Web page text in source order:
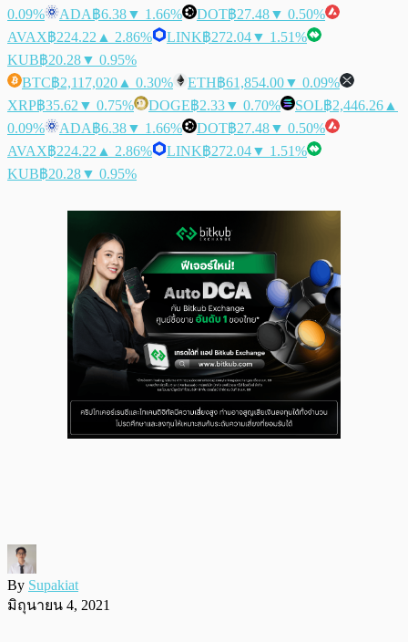
0.09%
ADA฿6.38▼ 1.66% DOT฿27.48▼ 0.50%
AVAX฿224.22 ▲ 2.86% LINK฿272.04▼ 1.51%
KUB฿20.28▼ 0.95%
BTC฿2,117,020 ▲ 0.30% ETH฿61,854.00▼ 0.09%
XRP฿35.62 ▼ 0.75% DOGE฿2.33▼ 0.70% SOL฿2,446.26 ▲
0.09%
ADA฿6.38▼ 1.66% DOT฿27.48▼ 0.50%
AVAX฿224.22 ▲ 2.86% LINK฿272.04▼ 1.51%
KUB฿20.28▼ 0.95%
By Supakiat
มิถุนายน 4, 2021